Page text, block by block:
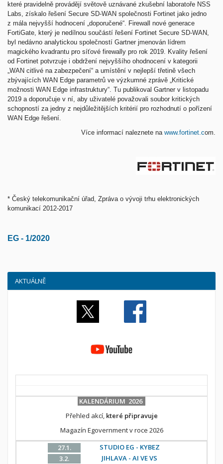
které pravidelně provádějí světově uznávané zkušební laboratoře NSS
Labs, získalo řešení Secure SD-WAN společnosti Fortinet jako jedno
z mála nejvyšší hodnocení „doporučené“. Firewall nové generace
FortiGate, který je nedílnou součástí řešení Fortinet Secure SD-WAN,
byl nedávno analytickou společností Gartner jmenován lídrem
magického kvadrantu pro síťové firewally pro rok 2019. Kvality řešení
od Fortinet potvrzuje i obdržení nejvyššího ohodnocení v kategorii
„WAN citlivé na zabezpečení“ a umístění v nejlepší třetině všech
zbývajících WAN Edge parametrů ve výzkumné zprávě „Kritické
možnosti WAN Edge infrastruktury“. Tu publikoval Gartner v listopadu
2019 a doporučuje v ní, aby uživatelé považovali soubor kritických
schopností za jedny z nejdůležitějších kritérií pro rozhodnutí o pořízení
WAN Edge řešení.
Více informací naleznete na www.fortinet.com.
* Český telekomunikační úřad, Zpráva o vývoji trhu elektronických
komunikací 2012-2017
EG - 1/2020
AKTUÁLNĚ
KALENDÁRIUM 2026
Přehled akcí, které připravuje
Magazín Egovernment v roce 2026
27.1.
STUDIO EG - KYBEZ
3.2.
JIHLAVA - AI VE VS